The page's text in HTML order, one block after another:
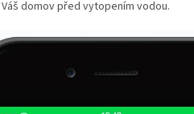
domov před vytopením vodou.